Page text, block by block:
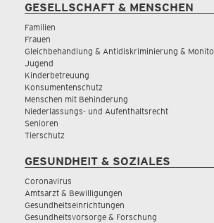
GESELLSCHAFT & MENSCHEN
Familien
Frauen
Gleichbehandlung & Antidiskriminierung &
Jugend
Kinderbetreuung
Konsumentenschutz
Menschen mit Behinderung
Niederlassungs- und Aufenthaltsrecht
Senioren
Tierschutz
GESUNDHEIT & SOZIALES
Coronavirus
Amtsarzt & Bewilligungen
Gesundheitseinrichtungen
Gesundheitsvorsorge & Forschung